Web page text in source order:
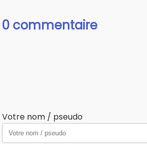
0 commentaire
Votre nom / pseudo